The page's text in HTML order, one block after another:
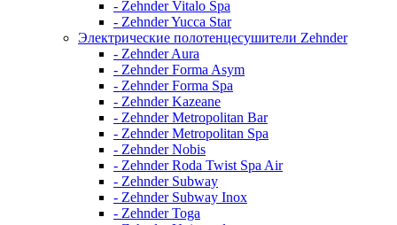
- Zehnder Vitalo Spa
- Zehnder Yucca Star
Электрические полотенцесушители Zehnder
- Zehnder Aura
- Zehnder Forma Asym
- Zehnder Forma Spa
- Zehnder Kazeane
- Zehnder Metropolitan Bar
- Zehnder Metropolitan Spa
- Zehnder Nobis
- Zehnder Roda Twist Spa Air
- Zehnder Subway
- Zehnder Subway Inox
- Zehnder Toga